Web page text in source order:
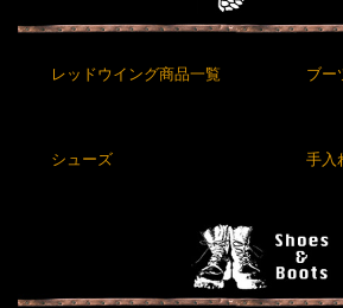
レッドウイング商品一覧 ブー
シューズ 手入